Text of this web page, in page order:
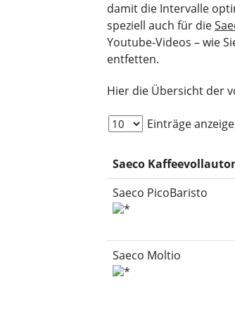
damit die Intervalle
speziell auch für die
Youtube-Videos – wie
entfetten.
Hier die Übersicht der
Einträge
Saeco
Saeco PicoBaristo
*
Saeco Moltio
*